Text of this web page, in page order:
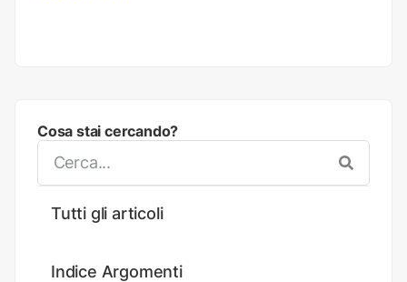
Cosa stai cercando?
Tutti gli articoli
Indice Argomenti